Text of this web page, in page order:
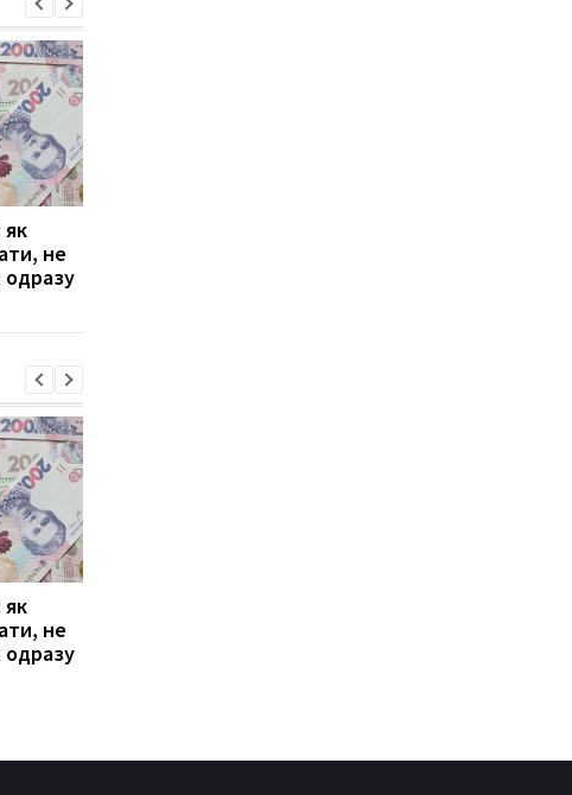
як
не
як
не